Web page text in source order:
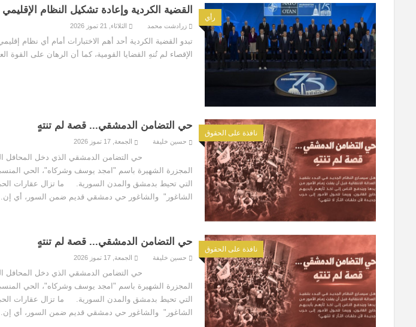
رأي
القضية الكردية وإعادة تشكيل النظام الإقليمي
زرادشت محمد الثلاثاء, 21 تموز 2026
تبدو القضية الكردية أحد أهم الاختبارات أمام أي نظام
الإقصاء لم تُنهِ القضايا القومية، كما أن الرهان على القوة
نافذة على الحقوق
حي التضامن الدمشقي... قصة لم تنتهٍ
حسين خليفة الجمعة, 17 تموز 2026
حي التضامن الدمشقي الذي دخل المحافل الدولية
المجزرة الشهيرة باسم "امجد يوسف وشركاه"، الحي
التي تحيط بدمشق والمدن السورية. ما تزال عقارات
الشاغور" والشاغور حي دمشقي قديم ضمن السور، أي إن...
نافذة على الحقوق
حي التضامن الدمشقي... قصة لم تنتهٍ
حسين خليفة الجمعة, 17 تموز 2026
حي التضامن الدمشقي الذي دخل المحافل الدولية
المجزرة الشهيرة باسم "امجد يوسف وشركاه"، الحي
التي تحيط بدمشق والمدن السورية. ما تزال عقارات
الشاغور" والشاغور حي دمشقي قديم ضمن السور، أي